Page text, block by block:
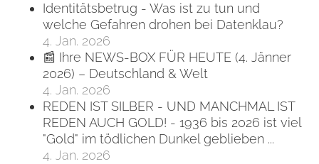
Identitätsbetrug - Was ist zu tun und
welche Gefahren drohen bei Datenklau?
4. Jan. 2026
📰 Ihre NEWS-BOX FÜR HEUTE (4. Jänner
2026) – Deutschland & Welt
4. Jan. 2026
REDEN IST SILBER - UND MANCHMAL IST
REDEN AUCH GOLD! - 1936 bis 2026 ist viel
"Gold" im tödlichen Dunkel geblieben ...
4. Jan. 2026